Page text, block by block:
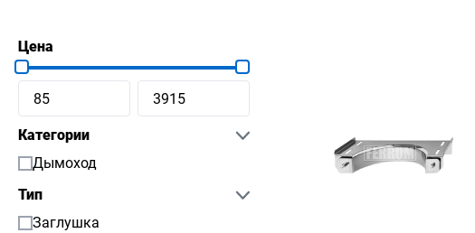
Цена
Категории
Дымоход
Тип
Заглушка